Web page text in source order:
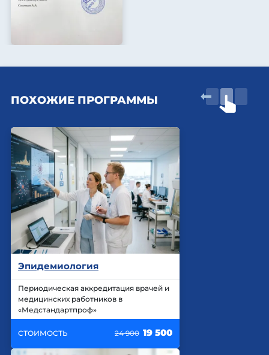
ПОХОЖИЕ ПРОГРАММЫ
Эпидемиология
Периодическая аккредитация врачей и
медицинских работников в
«Медстандартпроф»
СТОИМОСТЬ 24 900 19 500